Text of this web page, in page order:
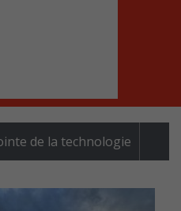
de la technologie